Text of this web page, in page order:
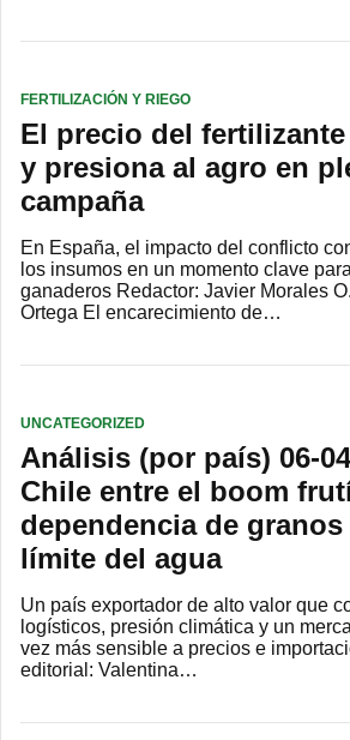
FERTILIZACIÓN Y RIEGO
El precio del
y presiona al agro en
campaña
En España, el impacto del conflicto
los insumos en un momento clave
ganaderos Redactor: Javier Morales
Ortega El encarecimiento de…
UNCATEGORIZED
Análisis (por país) 06-
Chile entre el boom
dependencia de
límite del agua
Un país exportador de alto valor que
logísticos, presión climática y un
vez más sensible a precios e
editorial: Valentina…